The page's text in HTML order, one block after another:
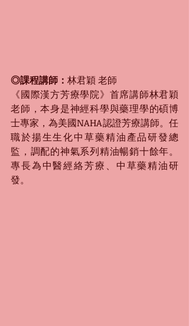
◎課程講師： 林君穎 老師
《國際漢方芳療學院》首席講師林君穎
老師，本身是神經科學與藥理學的碩博
士專家，為美國NAHA認證芳療講師。任
職於揚生生化中草藥精油產品研發總
監，調配的神氣系列精油暢銷十餘年。
專長為中醫經絡芳療、中草藥精油研
發。